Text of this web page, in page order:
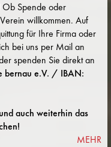
Ob Spende oder
willkommen. Auf
für Ihre Firma oder
bei uns per Mail an
spenden Sie direkt an
bernau e.V. / IBAN:
auch weiterhin das
MEHR